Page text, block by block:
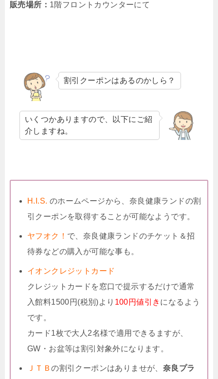
販売場所： 1階フロントカウンターにて
割引クーポンはあるのかしら？
いくつかありますので、以下にご紹
介しますね。
H.I.S. のホームページから、奈良健康ランドの割
引クーポンを取得することが可能なようです。
ヤフオク！ で、奈良健康ランドのチケット＆招
待券などの購入が可能な事も。
イオンクレジットカード
クレジットカードを窓口で提示するだけで通常
入館料1500円(税別)より 100円値引き になるよう
です。
カード1枚で大人2名様で適用できるますが、
GW・お盆等は割引対象外になります。
ＪＴＢの割引クーポンはありませが、 奈良プラ